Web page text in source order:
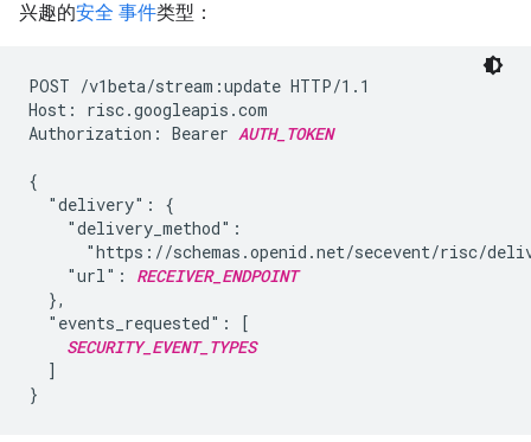
兴趣的安全 事件类型：
POST /v1beta/stream:update HTTP/1.1
Host: risc.googleapis.com
Authorization: Bearer AUTH_TOKEN
{
  "delivery": {
    "delivery_method":
"https://schemas.openid.net/secevent/risc/
    "url":
RECEIVER_ENDPOINT
  },
  "events_requested": [
SECURITY_EVENT_TYPES
  ]